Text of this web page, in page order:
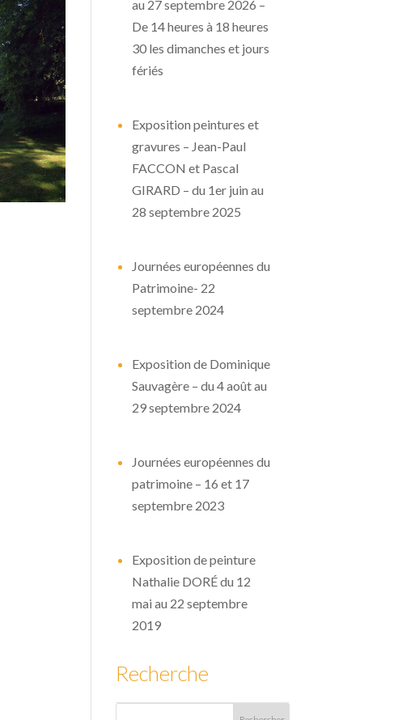
au 27 septembre 2026 –
De 14 heures à 18 heures
30 les dimanches et jours
fériés
Exposition peintures et
gravures – Jean-Paul
FACCON et Pascal
GIRARD – du 1er juin au
28 septembre 2025
Journées européennes du
Patrimoine- 22
septembre 2024
Exposition de Dominique
Sauvagère – du 4 août au
29 septembre 2024
Journées européennes du
patrimoine – 16 et 17
septembre 2023
Exposition de peinture
Nathalie DORÉ du 12
mai au 22 septembre
2019
Recherche